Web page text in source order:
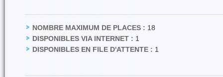
NOMBRE MAXIMUM DE PLACES : 18
DISPONIBLES VIA INTERNET : 1
DISPONIBLES EN FILE D'ATTENTE : 1